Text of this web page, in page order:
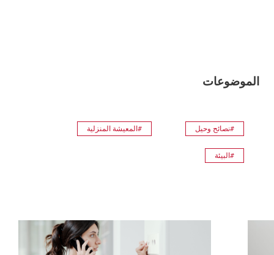
الموضوعات
#نصائح وحيل #المعيشة المنزلية
#البيئة